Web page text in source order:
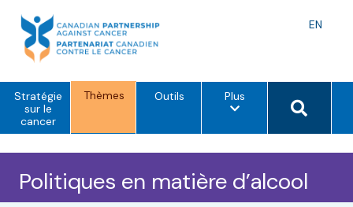
content
EN
Stratégie
sur le
cancer
Thèmes Outils Pluso
i
s
d
Search
Politiques en matière d’alcool